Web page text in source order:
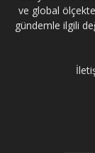
ve global
gündemle ilgili